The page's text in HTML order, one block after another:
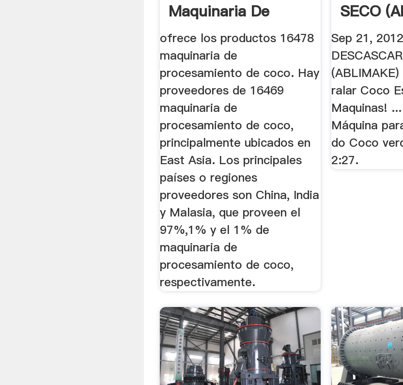
Maquinaria De
Procesamiento De ...
ofrece los productos 16478
maquinaria de
procesamiento de coco. Hay
proveedores de 16469
maquinaria de
procesamiento de coco,
principalmente ubicados en
East Asia. Los principales
países o regiones
proveedores son China, India
y Malasia, que proveen el
97%,1% y el 1% de
maquinaria de
procesamiento de coco,
respectivamente.
SECO
YouTube
Sep 21,
ralar Coco
Maquinas!
Máquina
do Coco
2:27.